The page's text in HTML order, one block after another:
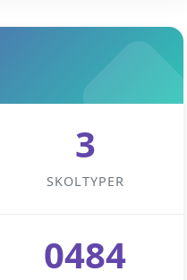
3
SKOLTYPER
0484